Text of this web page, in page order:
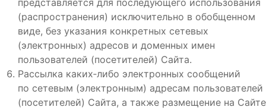
представляется для последующего использования
(распространения) исключительно в обобщенном
виде, без указания конкретных сетевых
(электронных) адресов и доменных имен
пользователей (посетителей) Сайта.
Рассылка каких‑либо электронных сообщений
по сетевым (электронным) адресам пользователей
(посетителей) Сайта, а также размещение на Сайте